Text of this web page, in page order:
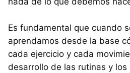
Es fundamental que cuando
aprendamos desde la base
cada ejercicio y cada
desarrollo de las rutinas y los